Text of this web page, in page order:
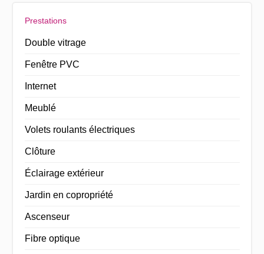
Prestations
Double vitrage
Fenêtre PVC
Internet
Meublé
Volets roulants électriques
Clôture
Éclairage extérieur
Jardin en copropriété
Ascenseur
Fibre optique